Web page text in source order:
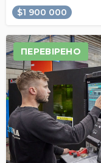
$1 900 000
ПЕРЕВІРЕНО